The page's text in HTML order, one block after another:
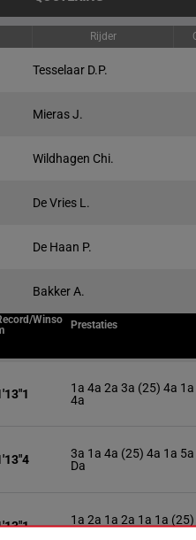
Rijder
Tesselaar D.P.
Mieras J.
Wildhagen Chi.
De Vries L.
De Haan P.
Bakker A.
Winso
Prestaties
1a 4a 2a 3a (25) 4a
4a
3a 1a 4a (25) 4a 1a
Da
1a 2a 1a 2a 1a 1a
1a